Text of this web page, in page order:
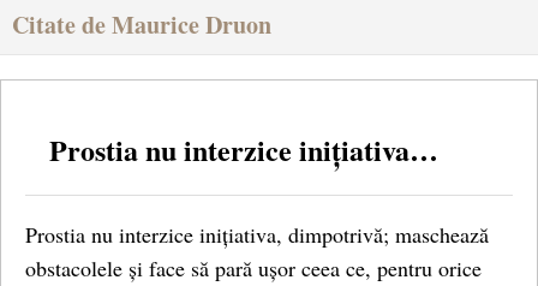
Citate de Maurice Druon
Prostia nu interzice inițiativa…
Prostia nu interzice inițiativa, dimpotrivă; maschează
obstacolele și face să pară ușor ceea ce, pentru orice